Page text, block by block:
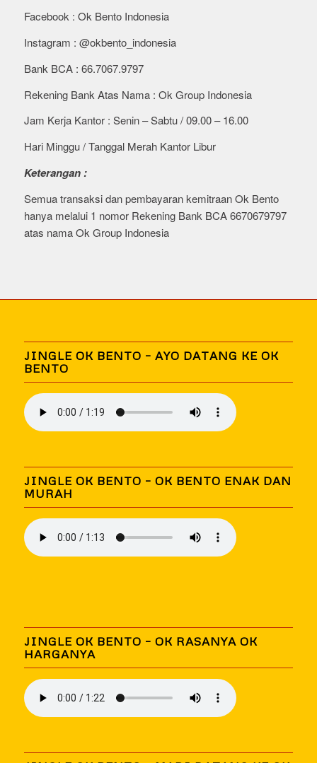
Facebook : Ok Bento Indonesia
Instagram : @okbento_indonesia
Bank BCA : 66.7067.9797
Rekening Bank Atas Nama : Ok Group Indonesia
Jam Kerja Kantor : Senin – Sabtu / 09.00 – 16.00
Hari Minggu / Tanggal Merah Kantor Libur
Keterangan :
Semua transaksi dan pembayaran kemitraan Ok Bento
hanya melalui 1 nomor Rekening Bank BCA 6670679797
atas nama Ok Group Indonesia
JINGLE OK BENTO – AYO DATANG KE OK
BENTO
JINGLE OK BENTO – OK BENTO ENAK DAN
MURAH
JINGLE OK BENTO – OK RASANYA OK
HARGANYA